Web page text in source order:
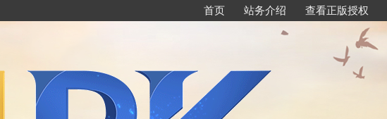
首页 站务介绍 查看正版授权